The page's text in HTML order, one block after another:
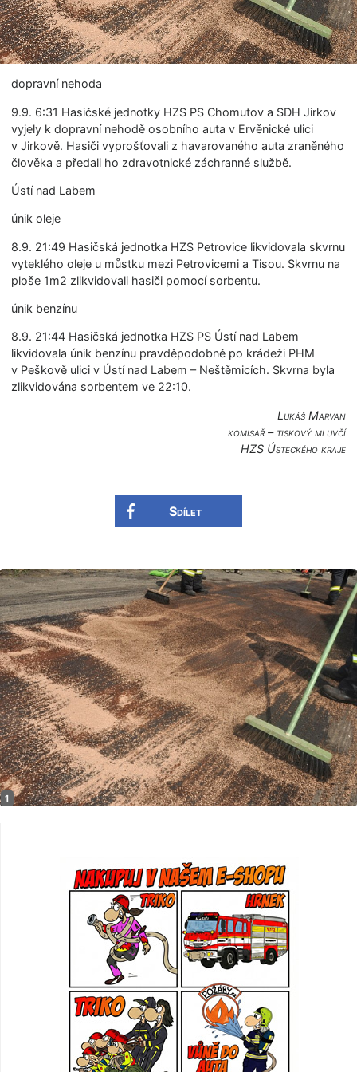
dopravní nehoda
9.9. 6:31 Hasičské jednotky HZS PS Chomutov a SDH Jirkov
vyjely k dopravní nehodě osobního auta v Ervěnické ulici
v Jirkově. Hasiči vyprošťovali z havarovaného auta zraněného
člověka a předali ho zdravotnické záchranné službě.
Ústí nad Labem
únik oleje
8.9. 21:49 Hasičská jednotka HZS Petrovice likvidovala skvrnu
vyteklého oleje u můstku mezi Petrovicemi a Tisou. Skvrnu na
ploše 1m2 zlikvidovali hasiči pomocí sorbentu.
únik benzínu
8.9. 21:44 Hasičská jednotka HZS PS Ústí nad Labem
likvidovala únik benzínu pravděpodobně po krádeži PHM
v Peškově ulici v Ústí nad Labem – Neštěmicích. Skvrna byla
zlikvidována sorbentem ve 22:10.
Lukáš Marvan
komisař – tiskový mluvčí
HZS Ústeckého kraje
Sdílet